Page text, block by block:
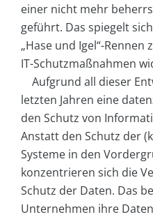
einer nicht mehr
geführt. Das spiegelt
„Hase und Igel“-
IT-Schutzmaßnahmen
Aufgrund all dieser
letzten Jahren eine
den Schutz von
Anstatt den Schutz der
Systeme in den
konzentrieren sich die
Schutz der Daten. Das
Unternehmen ihre